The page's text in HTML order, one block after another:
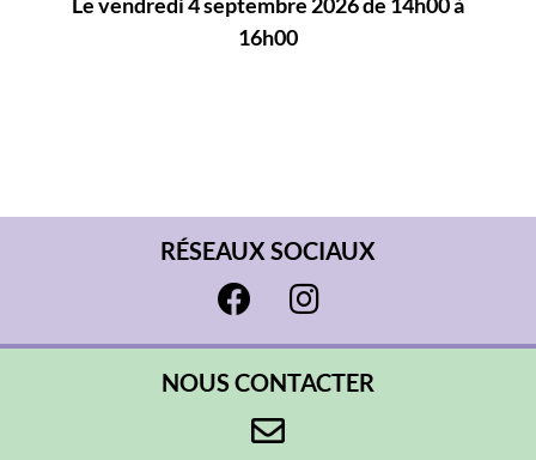
16h00
RÉSEAUX SOCIAUX
NOUS CONTACTER